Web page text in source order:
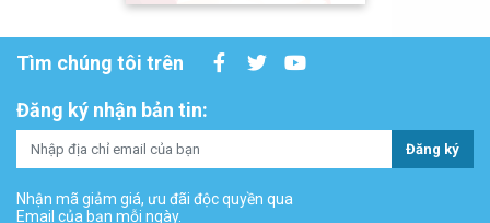
Tìm chúng tôi trên
Đăng ký nhận bản tin:
Đăng ký
Nhận mã giảm giá, ưu đãi độc quyền qua
Email của bạn mỗi ngày.